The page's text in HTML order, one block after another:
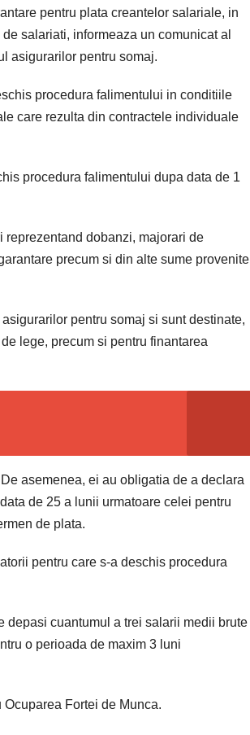
pentru plata creantelor salariale, in
salariati, informeaza un comunicat al
asigurarilor pentru somaj.
procedura falimentului in conditiile
care rezulta din contractele individuale
procedura falimentului dupa data de 1
reprezentand dobanzi, majorari de
precum si din alte sume provenite
pentru somaj si sunt destinate,
lege, precum si pentru finantarea
asemenea, ei au obligatia de a declara
de 25 a lunii urmatoare celei pentru
de plata.
pentru care s-a deschis procedura
depasi cuantumul a trei salarii medii brute
o perioada de maxim 3 luni
Fortei de Munca.